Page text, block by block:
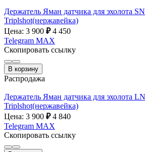
Держатель Яман датчика для эхолота
Triplshot(нержавейка)
Цена: 3 900 ₽ 4 450
Telegram MAX
Скопировать ссылку
В корзину
Распродажа
Держатель Яман датчика для эхолота
Triplshot(нержавейка)
Цена: 3 900 ₽ 4 840
Telegram MAX
Скопировать ссылку